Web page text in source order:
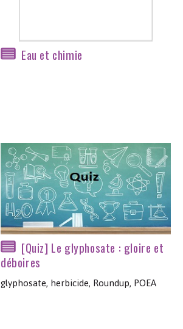
Eau et chimie
[Quiz] Le glyphosate : gloire et
déboires
glyphosate, herbicide, Roundup, POEA